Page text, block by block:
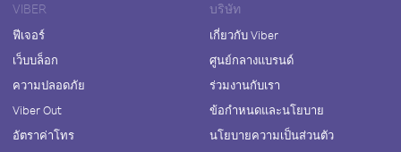
VIBER
ฟีเจอร์
เว็บบล็อก
ความปลอดภัย
Viber Out
อัตราค่าโทร
บริษัท
เกี่ยวกับ Viber
ศูนย์กลางแบรนด์
ร่วมงานกับเรา
ข้อกำหนดและนโยบาย
นโยบายความเป็นส่วนตัว